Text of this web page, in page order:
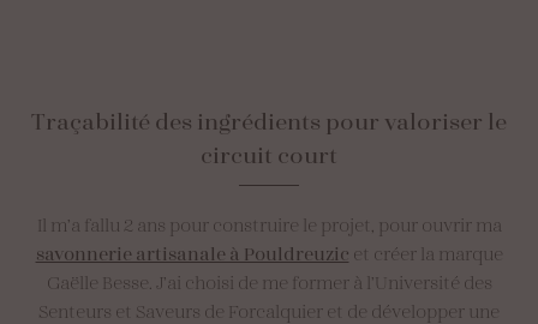
Traçabilité des ingrédients pour valoriser le
circuit court
Il m’a fallu 2 ans pour construire le projet, pour ouvrir ma
savonnerie artisanale à Pouldreuzic et créer la marque
Gaëlle Besse. J’ai choisi de me former à l’Université des
Senteurs et Saveurs de Forcalquier et de développer une